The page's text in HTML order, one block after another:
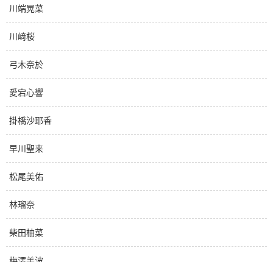
川端晃菜
川﨑桜
弓木奈於
愛宕心響
掛橋沙耶香
早川聖来
松尾美佑
林瑠奈
柴田柚菜